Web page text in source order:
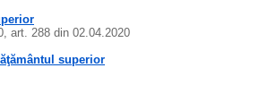
art. 288 din 02.04.2020
superior